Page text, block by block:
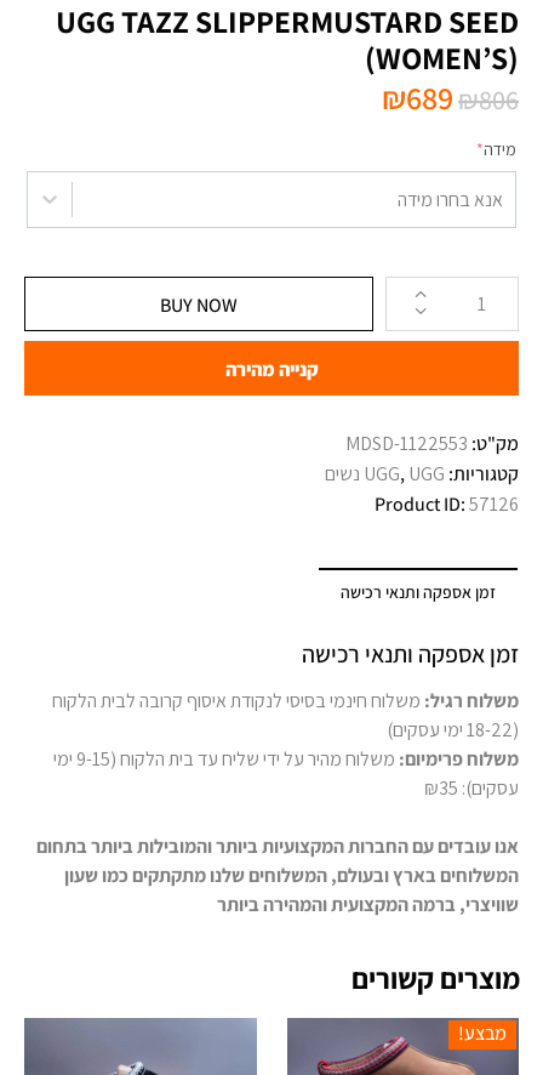
UGG TAZZ SLIPPERMUSTARD SEED
(WOMEN’S)
₪806
₪689
מידה*
אנא בחרו מידה
BUY NOW
קנייה מהירה
מק"ט: 1122553-MDSD
קטגוריות:
UGG,UGG נשים
Product ID:57126
זמן אספקה ותנאי רכישה
זמן אספקה ותנאי רכישה
משלוח רגיל: משלוח חינמי בסיסי לנקודת איסוף קרובה לבית הלקוח
(18-22 ימי עסקים)
משלוח פרימיום:
משלוח מהיר על ידי שליח עד בית הלקוח (9-15 ימי
עסקים): ₪35
אנו עובדים עם החברות המקצועיות ביותר והמובילות ביותר בתחום
המשלוחים בארץ ובעולם, המשלוחים שלנו מתקתקים כמו שעון
שוויצרי, ברמה המקצועית והמהירה ביותר
מוצרים קשורים
מבצע!